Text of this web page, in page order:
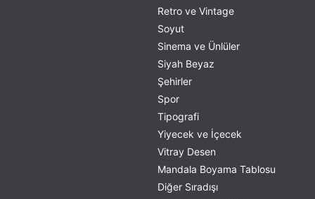
Retro ve Vintage
Soyut
Sinema ve Ünlüler
Siyah Beyaz
Şehirler
Spor
Tipografi
Yiyecek ve İçecek
Vitray Desen
Mandala Boyama Tablosu
Diğer Sıradışı